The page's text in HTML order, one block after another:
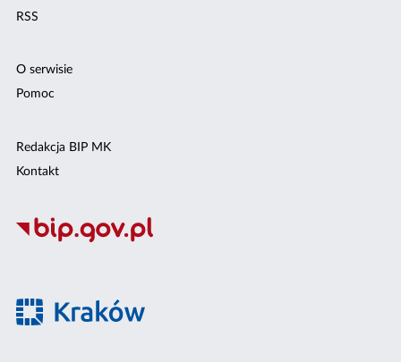
RSS
O serwisie
Pomoc
Redakcja BIP MK
Kontakt